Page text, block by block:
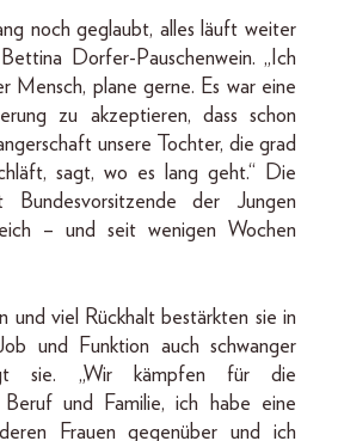
noch geglaubt, alles läuft weiter
Dorfer-Pauschenwein. „Ich
Mensch, plane gerne. Es war eine
zu akzeptieren, dass schon
unsere Tochter, die grad
sagt, wo es lang geht.“ Die
Bundesvorsitzende der Jungen
– und seit wenigen Wochen
und viel Rückhalt bestärkten sie in
und Funktion auch schwanger
sie. „Wir kämpfen für die
Beruf und Familie, ich habe eine
Frauen gegenüber und ich